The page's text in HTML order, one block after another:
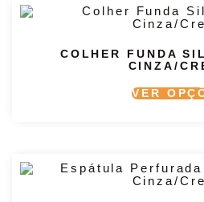
COLHER FUNDA
CINZA/
VER